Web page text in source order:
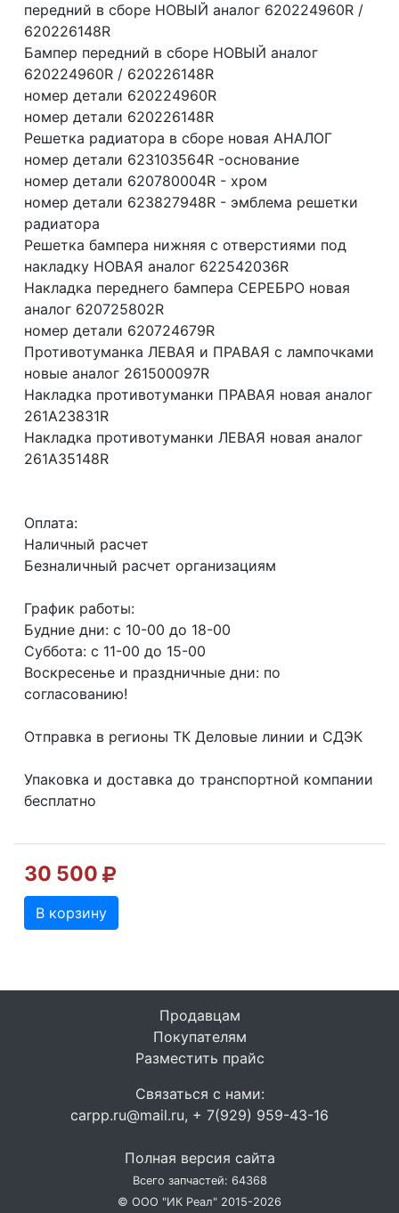
передний в сборе НОВЫЙ аналог 620224960R /
620226148R
Бампер передний в сборе НОВЫЙ аналог
620224960R / 620226148R
номер детали 620224960R
номер детали 620226148R
Решетка радиатора в сборе новая АНАЛОГ
номер детали 623103564R -основание
номер детали 620780004R - хром
номер детали 623827948R - эмблема решетки
радиатора
Решетка бампера нижняя с отверстиями под
накладку НОВАЯ аналог 622542036R
Накладка переднего бампера СЕРЕБРО новая
аналог 620725802R
номер детали 620724679R
Противотуманка ЛЕВАЯ и ПРАВАЯ с лампочками
новые аналог 261500097R
Накладка противотуманки ПРАВАЯ новая аналог
261A23831R
Накладка противотуманки ЛЕВАЯ новая аналог
261A35148R
Оплата:
Наличный расчет
Безналичный расчет организациям
График работы:
Будние дни: с 10-00 до 18-00
Суббота: с 11-00 до 15-00
Воскресенье и праздничные дни: по
согласованию!
Отправка в регионы ТК Деловые линии и СДЭК
Упаковка и доставка до транспортной компании
бесплатно
30 500
В корзину
Продавцам
Покупателям
Разместить прайс
Связаться с нами:
carpp.ru@mail.ru, + 7(929) 959-43-16
Полная версия сайта
Всего запчастей: 64368
© ООО "ИК Реал" 2015-2026